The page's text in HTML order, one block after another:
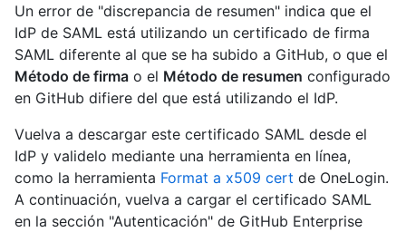
Un error de "discrepancia de resumen" indica que el
IdP de SAML está utilizando un certificado de firma
SAML diferente al que se ha subido a GitHub, o que el
Método de firma o el Método de resumen configurado
en GitHub difiere del que está utilizando el IdP.
Vuelva a descargar este certificado SAML desde el
IdP y validelo mediante una herramienta en línea,
como la herramienta Format a x509 cert de OneLogin.
A continuación, vuelva a cargar el certificado SAML
en la sección "Autenticación" de GitHub Enterprise